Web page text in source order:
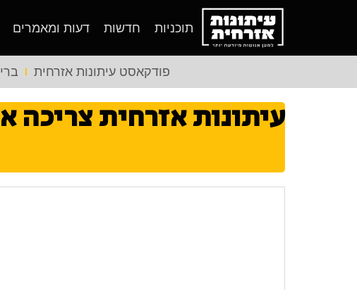
תוכניות חדשות דעות ומאמרים
פודקאסט עיתונות אזרחית
עיתונות אזרחית צריכה